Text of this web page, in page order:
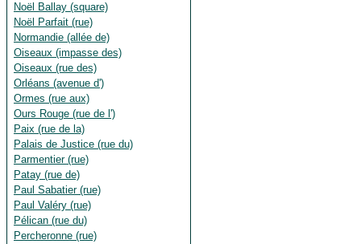
Noël Ballay (square)
Noël Parfait (rue)
Normandie (allée de)
Oiseaux (impasse des)
Oiseaux (rue des)
Orléans (avenue d')
Ormes (rue aux)
Ours Rouge (rue de l')
Paix (rue de la)
Palais de Justice (rue du)
Parmentier (rue)
Patay (rue de)
Paul Sabatier (rue)
Paul Valéry (rue)
Pélican (rue du)
Percheronne (rue)